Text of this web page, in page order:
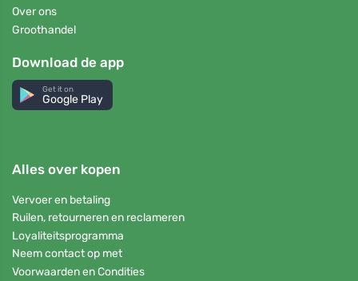
Over ons
Groothandel
Download de app
Get it on
Google Play
Alles over kopen
Vervoer en betaling
Ruilen, retourneren en reclameren
Loyaliteitsprogramma
Neem contact op met
Voorwaarden en Condities